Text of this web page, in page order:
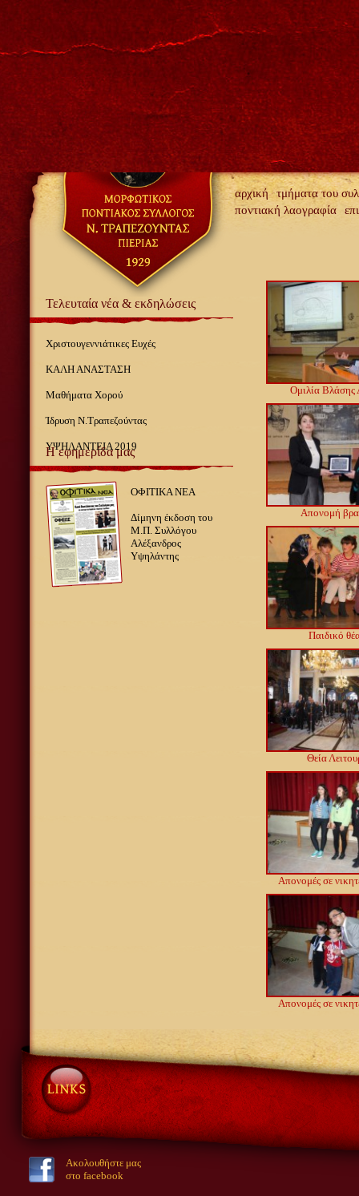
αρχική
τμήματα του
ποντιακή λαογραφία
Τελευταία νέα & εκδηλώσεις
Χριστουγεννιάτικες Ευχές
ΚΑΛΗ ΑΝΑΣΤΑΣΗ
Μαθήματα Χορού
Ίδρυση Ν.Τραπεζούντας
ΥΨΗΛΑΝΤΕΙΑ 2019
Η εφημερίδα μας
ΟΦΙΤΙΚΑ ΝΕΑ
Δίμηνη έκδοση του
Μ.Π. Συλλόγου
Αλέξανδρος
Υψηλάντης
Ομιλία Βλάσης
Απονομή
Παιδικό
Θεία
Απονομές σε
Απονομές σε
Ακολουθήστε μας
στο facebook